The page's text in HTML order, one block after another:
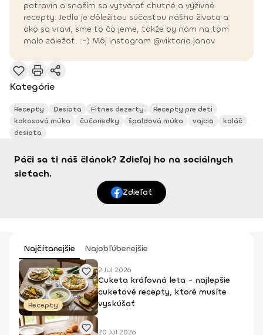
potravín a snažím sa vytvárať chutné a výživné
recepty. Jedlo je dôležitou súčasťou nášho života a
ako sa vraví, sme to čo jeme, takže by nám na tom
malo záležať. :-) Môj instagram @viktoria.janov
Kategórie
Recepty Desiata Fitnes dezerty
Recepty pre deti
kokosová múka
čučoriedky špaldová múka vajcia
koláč
desiata
Páči sa ti náš článok? Zdieľaj ho na sociálnych
sieťach.
Zdieľať
Najčítanejšie Najobľúbenejšie
Recepty
2 Júl 2026
Cuketa kráľovná leta - najlepšie
cuketové recepty, ktoré musíte
vyskúšať
20 Júl 2026